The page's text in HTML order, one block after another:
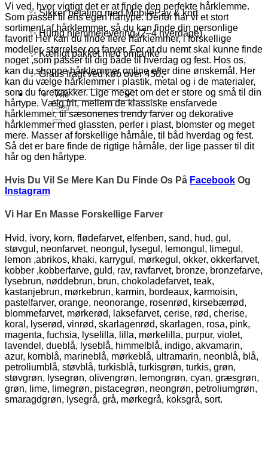
✨ Sikker betaling med MobilePay & kort
✨ Hurtig hjemmelevering (2–4 hverdage)
✨ Kærligt pakket med omtanke
✨ Gratis fragt ved køb over 450,-
Søg
efter:
Vi ved, hvor vigtigt det er at finde den perfekte hårklemme.
Som passer til ens egen hårtype. Derfor har vi et stort
sortiment af hårklemmer, så du kan finde din personlige
favorit! Her kan du finde flere hårklemmer, i forskellige
modeller, størrelser og farver. For at du nemt skal kunne finde
noget ,som passer til dig både til hverdag og fest. Hos os,
kan du shoppe hårklemmer online efter dine ønskemål. Her
kan du vælge hårklemmer i plastik, metal og i de materialer,
som du foretrækker. Lige meget om det er store og små til din
hårtype. Vælg frit, mellem de klassiske ensfarvede
hårklemmer, til sæsonenes trendy farver og dekorative
hårklemmer med glassten, perler i plast, blomster og meget
mere. Masser af forskellige hårnåle, til båd hverdag og fest.
Så det er bare finde de rigtige hårnåle, der lige passer til dit
hår og den hårtype.
Hvis Du Vil Se Mere Kan Du Finde Os På Facebook Og
Instagram
Vi Har En Masse Forskellige Farver
Hvid, ivory, korn, flødefarvet, elfenben, sand, hud, gul,
støvgul, neonfarvet, neongul, lysegul, lemongul, limegul,
lemon ,abrikos, khaki, karrygul, mørkegul, okker, okkerfarvet,
kobber ,kobberfarve, guld, rav, ravfarvet, bronze, bronzefarve,
lysebrun, nøddebrun, brun, chokoladefarvet, teak,
kastanjebrun, mørkebrun, karmin, bordeaux, karmoisin,
pastelfarver, orange, neonorange, rosenrød, kirsebærrød,
blommefarvet, mørkerød, laksefarvet, cerise, rød, cherise,
koral, lyserød, vinrød, skarlagenrød, skarlagen, rosa, pink,
magenta, fuchsia, lyselilla, lilla, mørkelilla, purpur, violet,
lavendel, dueblå, lyseblå, himmelblå, indigo, akvamarin,
azur, kornblå, marineblå, mørkeblå, ultramarin, neonblå, blå,
petroliumblå, støvblå, turkisblå, turkisgrøn, turkis, grøn,
støvgrøn, lysegrøn, olivengrøn, lemongrøn, cyan, græsgrøn,
grøn, lime, limegrøn, pistacegrøn, neongrøn, petroliumgrøn,
smaragdgrøn, lysegrå, grå, mørkegrå, koksgrå, sort.